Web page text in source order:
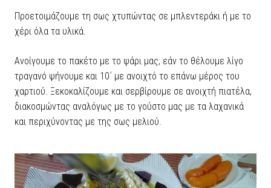
Προετοιμάζουμε τη σως χτυπώντας σε μπλεντεράκι ή με το
χέρι όλα τα υλικά.
Ανοίγουμε το πακέτο με το ψάρι μας, εάν το θέλουμε λίγο
τραγανό ψήνουμε και 10΄ με ανοιχτό το επάνω μέρος του
χαρτιού. Ξεκοκαλίζουμε και σερβίρουμε σε ανοιχτή πιατέλα,
διακοσμώντας αναλόγως με το γούστο μας με τα λαχανικά
και περιχύνοντας με της σως μελιού.